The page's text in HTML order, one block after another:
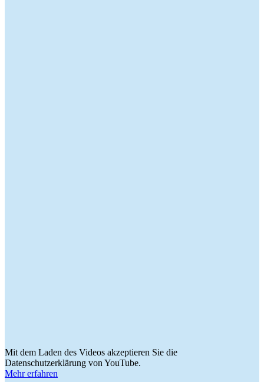
Mit dem Laden des Videos akzeptieren Sie die
Datenschutzerklärung von YouTube.
Mehr erfahren